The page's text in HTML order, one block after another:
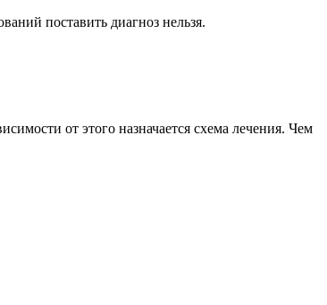
поставить диагноз нельзя.
от этого назначается схема лечения. Чем